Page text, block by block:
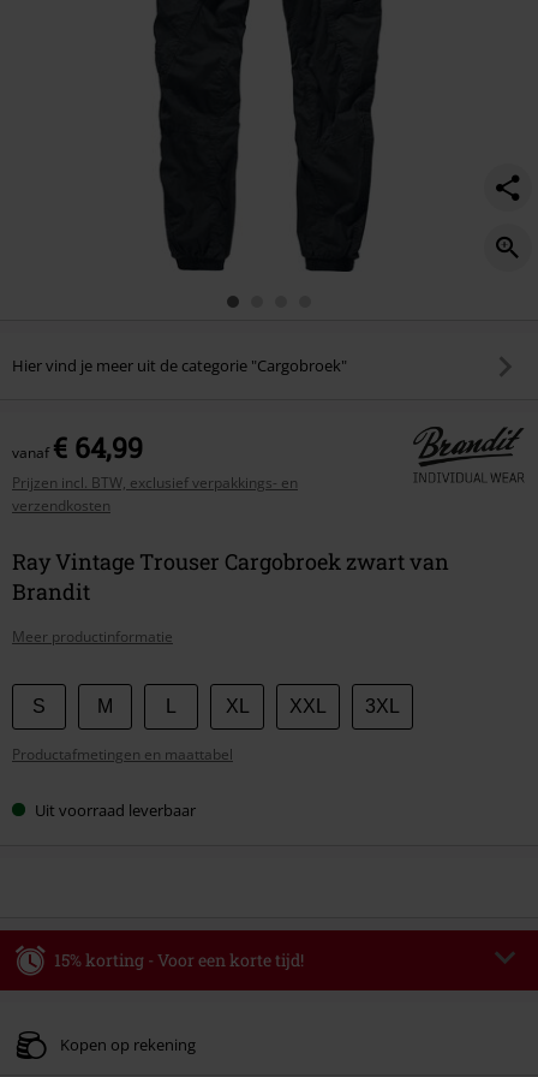
Hier vind je meer uit de categorie "Cargobroek"
vanaf€ 64,99
Prijzen incl. BTW, exclusief verpakkings- en
verzendkosten
Ray Vintage Trouser Cargobroek zwart van
Brandit
Meer productinformatie
Kies
je
maat
S M XL XXL 3XL
Productafmetingen en maattabel
Uit voorraad leverbaar
15% korting - Voor een korte tijd!
Geldig t/m 09-08-2026
Kopen op rekening